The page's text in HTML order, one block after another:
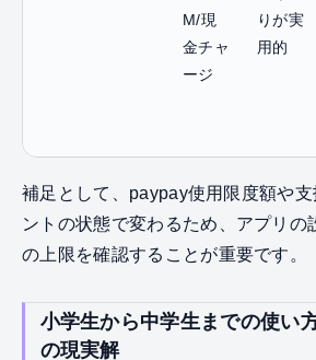
M/現
金チャ
ージ
りが実
用的
補足として、paypay使用限度額や
ントの状態で変わるため、アプリの
の上限を確認することが重要です。
小学生から中学生までの使い
の現実解